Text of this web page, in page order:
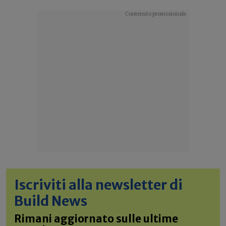
Iscriviti alla newsletter di
Build News
Rimani aggiornato sulle ultime